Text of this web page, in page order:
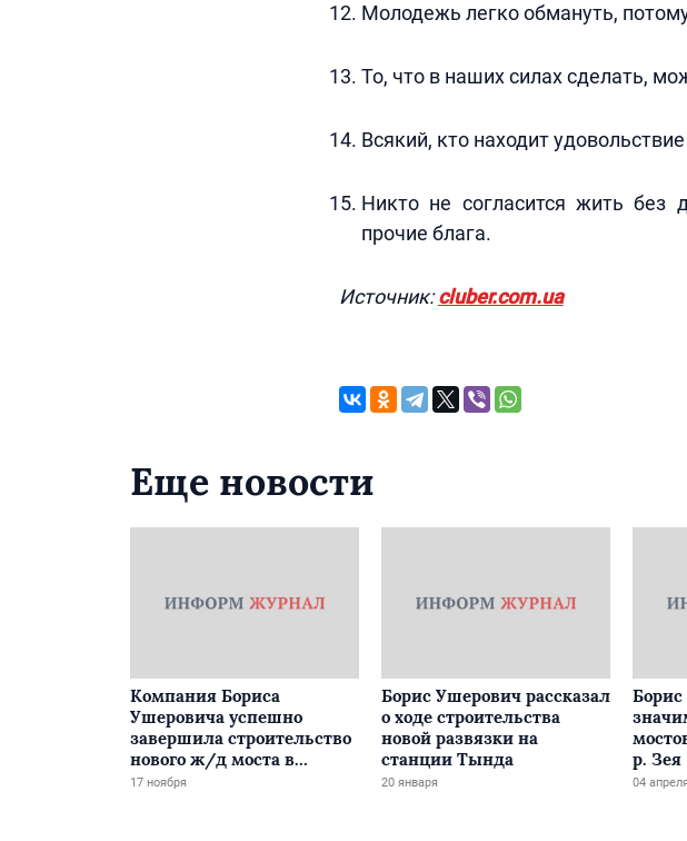
Молодежь легко обмануть,
То, что в наших силах сделать,
Всякий, кто находит
Никто не согласится жить без
прочие блага.
Источник:cluber.com.ua
Еще новости
Компания Бориса
Ушеровича успешно
завершила строительство
нового ж/д моста в
Забайкалье
17 ноября
Борис Ушерович рассказал
о ходе строительства
новой развязки на
станции Тында
20 января
р. Зея
04